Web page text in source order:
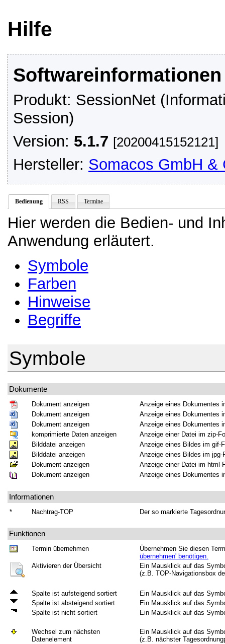
Hilfe
Softwareinformationen
Produkt: SessionNet
Session)
Version: 5.1.7 [20200415152121]
Hersteller: Somacos GmbH &
Bedienung RSS Termine
Hier werden die Bedien- und
Anwendung erläutert.
Symbole
Farben
Hinweise
Begriffe
Symbole
Dokumente
Dokument anzeigen
Anzeige eines Dokumentes
Dokument anzeigen
Anzeige eines Dokumentes
Dokument anzeigen
Anzeige eines Dokumentes
komprimierte Daten anzeigen
Anzeige einer Datei im zip-
Bilddatei anzeigen
Anzeige eines Bildes im gif-
Bilddatei anzeigen
Anzeige eines Bildes im jpg-
Dokument anzeigen
Anzeige einer Datei im html-
Dokument anzeigen
Anzeige eines Dokumentes
Informationen
* Nachtrag-TOP Der so markierte
Funktionen
Termin übernehmen
Übernehmen Sie diesen
übernehmen' benötigen.
Aktivieren der Übersicht
Ein Mausklick auf das
(z.B. TOP-Navigationsbox
Spalte ist aufsteigend sortiert
Ein Mausklick auf das
Spalte ist absteigend sortiert
Ein Mausklick auf das
Spalte ist nicht sortiert
Ein Mausklick auf das
Wechsel zum nächsten
Datenelement
Ein Mausklick auf das
(z.B. nächster